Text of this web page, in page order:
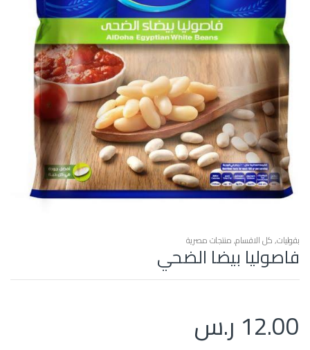
بقوليات,كل الاقسام,منتجات مصرية
فاصوليا بيضا الضحي
12.00 ر.س